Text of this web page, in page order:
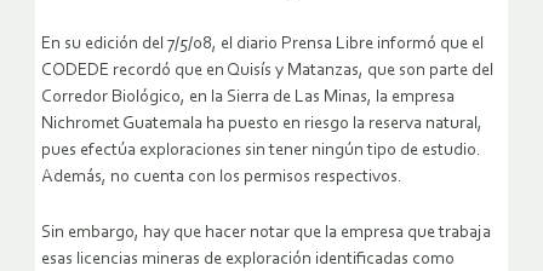
En su edición del 7/5/08, el diario Prensa Libre informó que el
CODEDE recordó que en Quisís y Matanzas, que son parte del
Corredor Biológico, en la Sierra de Las Minas, la empresa
Nichromet Guatemala ha puesto en riesgo la reserva natural,
pues efectúa exploraciones sin tener ningún tipo de estudio.
Además, no cuenta con los permisos respectivos.
Sin embargo, hay que hacer notar que la empresa que trabaja
esas licencias mineras de exploración identificadas como